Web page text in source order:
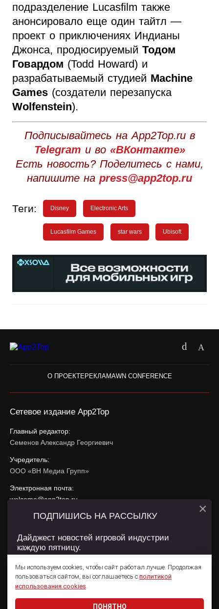
подразделение Lucasfilm также
анонсировало еще один тайтл —
проект о приключениях Индианы
Джонса, продюсируемый Тодом
Говардом (Todd Howard) и
разрабатываемый студией Machine
Games (создатели перезапуска
Wolfenstein).
Подписывайтесь на App2Top.ru в
Telegram и во «ВКонтакте»
Есть новость? Поделитесь с нами,
напишите на press@app2top.ru
Теги: Disney Electronic Arts
Lucasfilm Games star wars Ubisoft
О ПРОЕКТЕ РЕКЛАМАWN CONFERENCE
Сетевое издание App2Top
Главный редактор:
Семенов Александр Георгиевич
Учредитель:
ООО «ВН Медиа Групп»
Электронная почта:
welcome@app2top.ru
При использовании материалов активная ссылка на
Сайт использует IP адреса, cookie, данные геолокации
использования содержатся вПолитике конфиденциальностии
Пользовательском соглашении .
Мы используем cookies, чтобы сайт работал лучше. Продолжая
пользоваться сайтом, вы соглашаетесь с политикой
использования cookies.
ПОНЯТНО
ПОДПИШИСЬ НА РАССЫЛКУ
Дайджест новостей игровой индустрии
каждую пятницу.
×